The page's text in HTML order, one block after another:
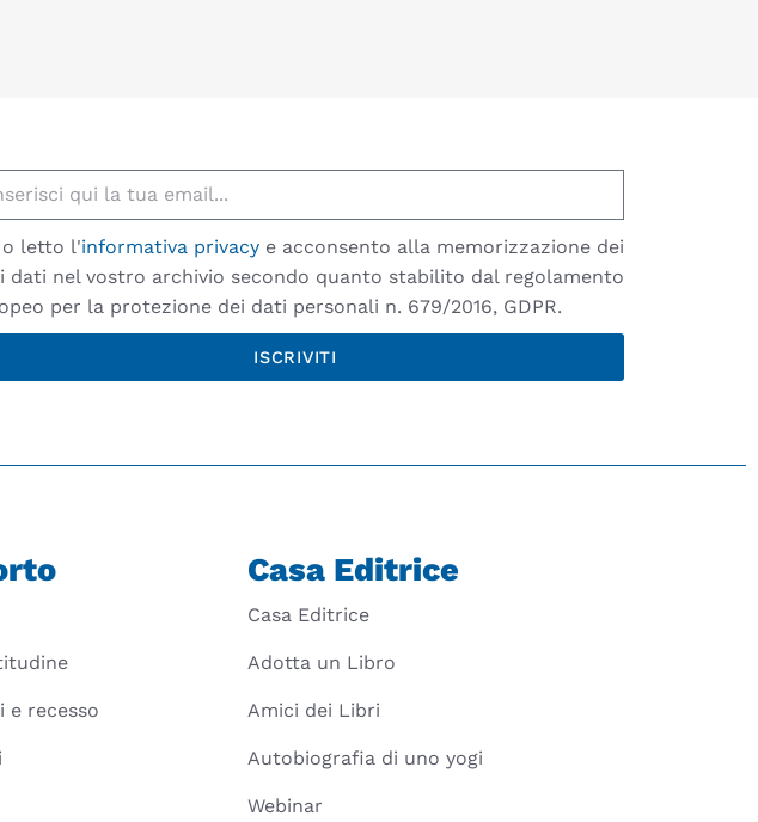
letto l'informativa privacy e acconsento alla memorizzazione dei
dati nel vostro archivio secondo quanto stabilito dal regolamento
per la protezione dei dati personali n. 679/2016, GDPR.
ISCRIVITI
e recesso
Casa Editrice
Casa Editrice
Adotta un Libro
Amici dei Libri
Autobiografia di uno yogi
Webinar